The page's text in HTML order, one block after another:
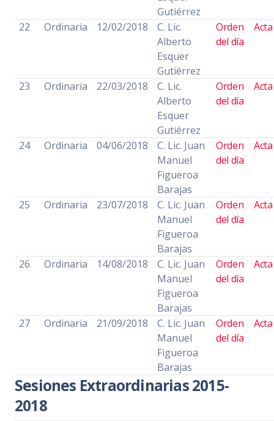
Gutiérrez
22 Ordinaria 12/02/2018
C. Lic.
Alberto
Esquer
Gutiérrez
Orden
del día
Acta
23 Ordinaria 22/03/2018
C. Lic.
Alberto
Esquer
Gutiérrez
Orden
del día
Acta
24 Ordinaria 04/06/2018
C. Lic. Juan
Manuel
Figueroa
Barajas
Orden
del día
Acta
25 Ordinaria 23/07/2018
C. Lic. Juan
Manuel
Figueroa
Barajas
Orden
del día
Acta
26 Ordinaria 14/08/2018
C. Lic. Juan
Manuel
Figueroa
Barajas
Orden
del día
Acta
27 Ordinaria 21/09/2018
C. Lic. Juan
Manuel
Figueroa
Barajas
Orden
del día
Acta
Sesiones Extraordinarias 2015-
2018